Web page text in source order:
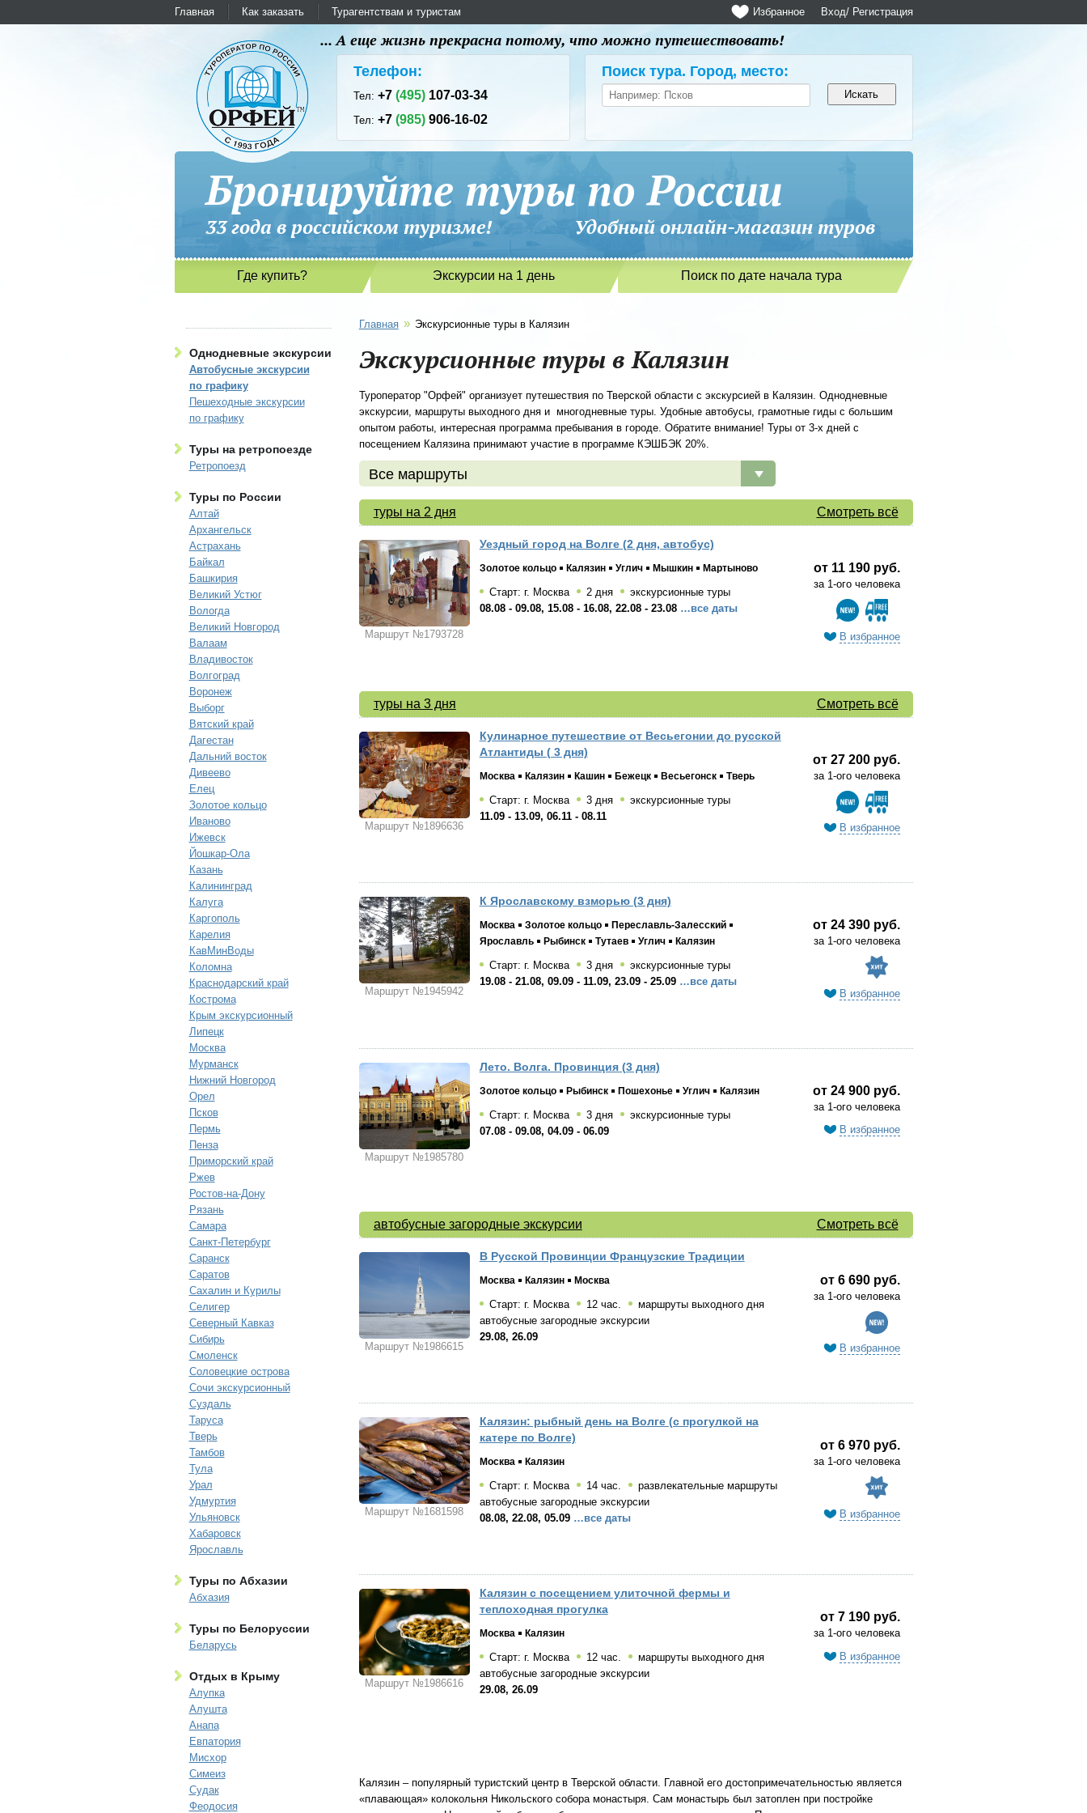
Главная Как заказать Турагентствам и туристам Вход/ Регистрация
Избранное
... А еще жизнь прекрасна потому, что можно путешествовать!
Телефон:
Тел:+7(495) 107-03-34
Тел:+7(985) 906-16-02
Поиск тура. Город, место:
Бронируйте туры по России
33 года в российском туризме! Удобный онлайн-магазин туров
Где купить? Экскурсии на 1 день Поиск по дате начала тура
Однодневные экскурсии
Автобусные экскурсии
по графику
Пешеходные экскурсии
по графику
Туры на ретропоезде
Ретропоезд
Туры по России
Алтай
Архангельск
Астрахань
Байкал
Башкирия
Великий Устюг
Вологда
Великий Новгород
Валаам
Владивосток
Волгоград
Воронеж
Выборг
Вятский край
Дагестан
Дальний восток
Дивеево
Елец
Золотое кольцо
Иваново
Ижевск
Йошкар-Ола
Казань
Калининград
Калуга
Каргополь
Карелия
КавМинВоды
Коломна
Краснодарский край
Кострома
Крым экскурсионный
Липецк
Москва
Мурманск
Нижний Новгород
Орел
Псков
Пермь
Пенза
Приморский край
Ржев
Ростов-на-Дону
Рязань
Самара
Санкт-Петербург
Саранск
Саратов
Сахалин и Курилы
Селигер
Северный Кавказ
Сибирь
Смоленск
Соловецкие острова
Сочи экскурсионный
Суздаль
Таруса
Тверь
Тамбов
Тула
Урал
Удмуртия
Ульяновск
Хабаровск
Ярославль
Туры по Абхазии
Абхазия
Туры по Белоруссии
Беларусь
Отдых в Крыму
Алупка
Алушта
Анапа
Евпатория
Мисхор
Симеиз
Судак
Феодосия
Главная » Экскурсионные туры в Калязин
Экскурсионные туры в Калязин
Туроператор "Орфей" организует путешествия по Тверской области с экскурсией в Калязин. Однодневные
экскурсии, маршруты выходного дня и многодневные туры. Удобные автобусы, грамотные гиды с большим
опытом работы, интересная программа пребывания в городе. Обратите внимание! Туры от 3-х дней с
посещением Калязина принимают участие в программе КЭШБЭК 20%.
Все маршруты
туры на 2 дня Смотреть всё
Маршрут №1793728
Уездный город на Волге (2 дня, автобус)
Золотое кольцо Калязин Углич Мышкин Мартыново
Старт: г. Москва 2 дня
экскурсионные туры
08.08 - 09.08, 15.08 - 16.08, 22.08 - 23.08 …все даты
от 11 190 руб.
за 1-ого человека
В избранное
туры на 3 дня Смотреть всё
Маршрут №1896636
Кулинарное путешествие от Весьегонии до русской
Атлантиды ( 3 дня)
Москва Калязин Кашин Бежецк Весьегонск Тверь
Старт: г. Москва 3 дня
экскурсионные туры
11.09 - 13.09, 06.11 - 08.11
от 27 200 руб.
за 1-ого человека
В избранное
Маршрут №1945942
К Ярославскому взморью (3 дня)
Москва Золотое кольцо
Переславль-Залесский
Ярославль
Рыбинск Тутаев Углич Калязин
Старт: г. Москва 3 дня
экскурсионные туры
19.08 - 21.08, 09.09 - 11.09, 23.09 - 25.09 …все даты
от 24 390 руб.
за 1-ого человека
В избранное
Маршрут №1985780
Лето. Волга. Провинция (3 дня)
Золотое кольцо Рыбинск Пошехонье Углич Калязин
Старт: г. Москва 3 дня
экскурсионные туры
07.08 - 09.08, 04.09 - 06.09
от 24 900 руб.
за 1-ого человека
В избранное
автобусные загородные экскурсии Смотреть всё
Маршрут №1986615
В Русской Провинции Французские Традиции
Москва Калязин Москва
Старт: г. Москва 12 час.
маршруты выходного дня
автобусные загородные экскурсии
29.08, 26.09
от 6 690 руб.
за 1-ого человека
В избранное
Маршрут №1681598
Калязин: рыбный день на Волге (с прогулкой на
катере по Волге)
Москва Калязин
Старт: г. Москва 14 час.
развлекательные маршруты
автобусные загородные экскурсии
08.08, 22.08, 05.09 …все даты
от 6 970 руб.
за 1-ого человека
В избранное
Маршрут №1986616
Калязин с посещением улиточной фермы и
теплоходная прогулка
Москва Калязин
Старт: г. Москва 12 час.
маршруты выходного дня
автобусные загородные экскурсии
29.08, 26.09
от 7 190 руб.
за 1-ого человека
В избранное
Калязин – популярный туристский центр в Тверской области. Главной его достопримечательностью является
«плавающая» колокольня Никольского собора монастыря. Сам монастырь был затоплен при постройке